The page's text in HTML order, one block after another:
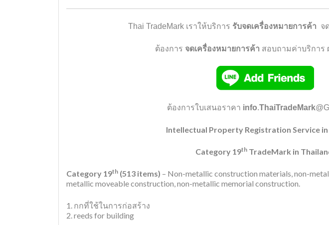
Thai TradeMark เราให้บริการ รับจดเครื่องหมายการค้า จ
ต้องการ จดเครื่องหมายการค้า สอบถามค่าบริการ
ต้องการใบเสนอราคา info.ThaiTradeMark
Intellectual Property Registration Service
Category 19th TradeMark in
Category 19th (513 items) – Non-metallic construction materials, non-
metallic moveable construction, non-metallic memorial construction.
1. กกที่ใช้ในการก่อสร้าง
2. reeds for building